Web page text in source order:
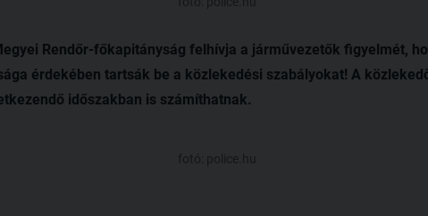
Rendőr-főkapitányság felhívja a járművezetők figyelmét,
érdekében tartsák be a közlekedési szabályokat! A
időszakban is számíthatnak.